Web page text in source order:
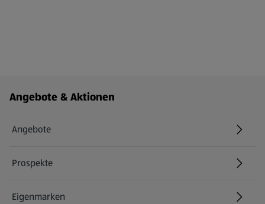
Fußzeilenmenü - weitere Links
Angebote & Aktionen
Angebote
Prospekte
Eigenmarken